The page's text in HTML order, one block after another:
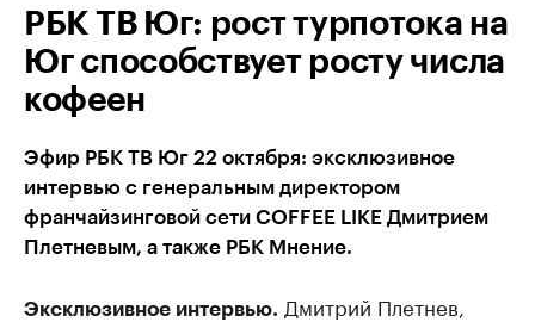
РБК ТВ Юг: рост турпотока на
Юг способствует росту числа
кофеен
Эфир РБК ТВ Юг 22 октября: эксклюзивное
интервью с генеральным директором
франчайзинговой сети COFFEE LIKE Дмитрием
Плетневым, а также РБК Мнение.
Эксклюзивное интервью. Дмитрий Плетнев,